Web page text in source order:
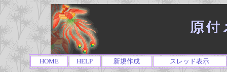
HOME HELP 新規作成 スレッド表示